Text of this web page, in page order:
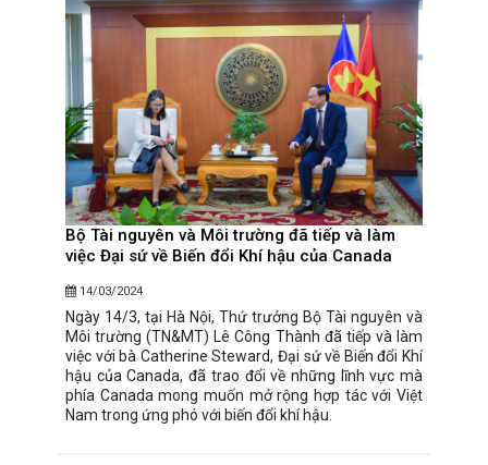
Bộ Tài nguyên và Môi trường đã tiếp và làm
việc Đại sứ về Biến đổi Khí hậu của Canada
14/03/2024
Ngày 14/3, tại Hà Nội, Thứ trưởng Bộ Tài nguyên và
Môi trường (TN&MT) Lê Công Thành đã tiếp và làm
việc với bà Catherine Steward, Đại sứ về Biến đổi Khí
hậu của Canada, đã trao đổi về những lĩnh vực mà
phía Canada mong muốn mở rộng hợp tác với Việt
Nam trong ứng phó với biến đổi khí hậu.